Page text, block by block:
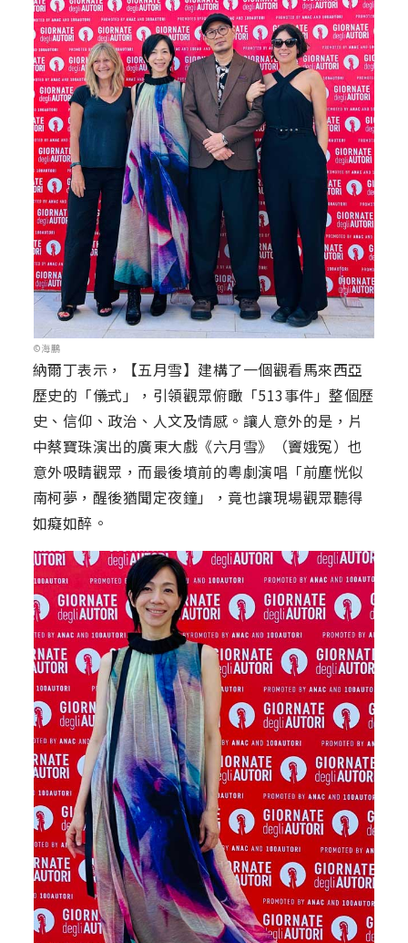
©海鵬
納爾丁表示，【五月雪】建構了一個觀看馬來西亞
歷史的「儀式」，引領觀眾俯瞰「513事件」整個歷
史、信仰、政治、人文及情感。讓人意外的是，片
中蔡寶珠演出的廣東大戲《六月雪》（竇娥冤）也
意外吸睛觀眾，而最後墳前的粵劇演唱「前塵恍似
南柯夢，醒後猶聞定夜鐘」，竟也讓現場觀眾聽得
如癡如醉。